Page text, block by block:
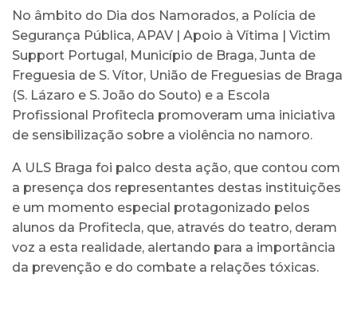
No âmbito do Dia dos Namorados, a Polícia de
Segurança Pública, APAV | Apoio à Vítima | Victim
Support Portugal, Município de Braga, Junta de
Freguesia de S. Vítor, União de Freguesias de Braga
(S. Lázaro e S. João do Souto) e a Escola
Profissional Profitecla promoveram uma iniciativa
de sensibilização sobre a violência no namoro.
A ULS Braga foi palco desta ação, que contou com
a presença dos representantes destas instituições
e um momento especial protagonizado pelos
alunos da Profitecla, que, através do teatro, deram
voz a esta realidade, alertando para a importância
da prevenção e do combate a relações tóxicas.